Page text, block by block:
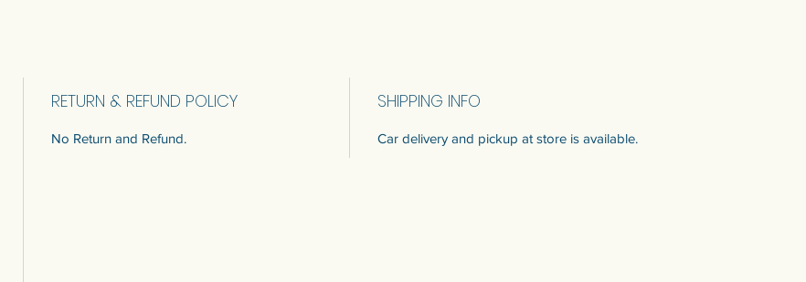
RETURN & REFUND POLICY
No Return and Refund.
SHIPPING INFO
Car delivery and pickup at store is available.